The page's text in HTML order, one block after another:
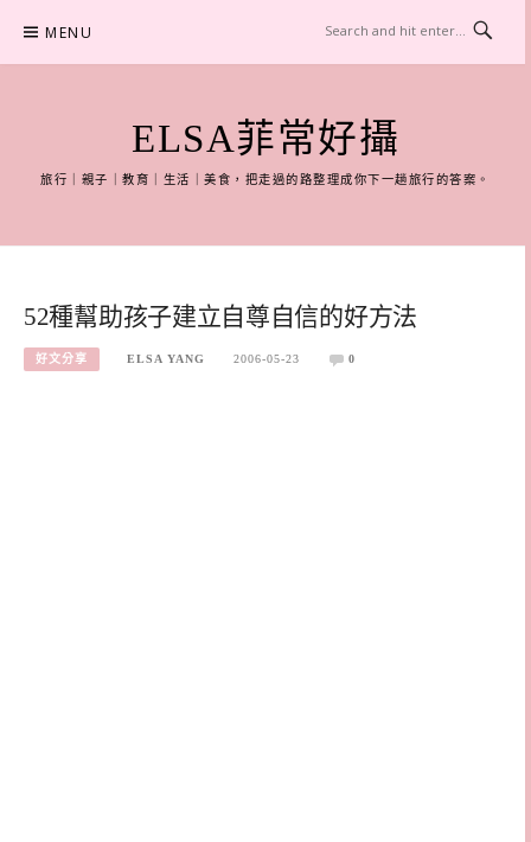
content
MENU
ELSA菲常好攝
旅行｜親子｜教育｜生活｜美食，把走過的路整理成你下一趟旅行的答案。
52種幫助孩子建立自尊自信的好方法
好文分享 ELSA YANG 2006-05-23 0